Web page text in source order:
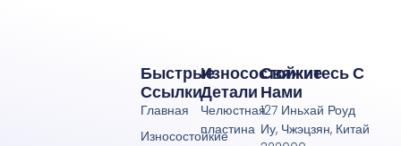
Износостойкие
Детали
Челюстная
пластина
Быстрые
Ссылки
Главная
Износостойкие
Свяжитесь С
Нами
127 Иньхай Роуд
Иу, Чжэцзян, Китай